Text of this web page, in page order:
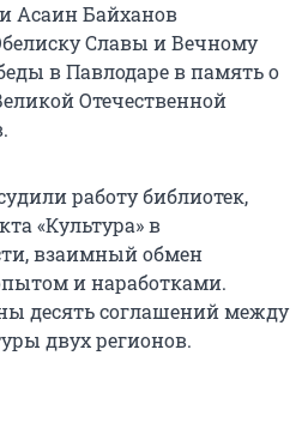
Асаин Байханов
Славы и Вечному
в Павлодаре в память о
Отечественной
работу библиотек,
«Культура» в
взаимный обмен
и наработками.
десять соглашений между
двух регионов.